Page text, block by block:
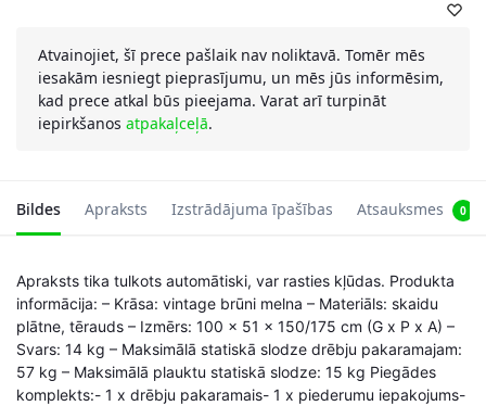
Atvainojiet, šī prece pašlaik nav noliktavā. Tomēr mēs
iesakām iesniegt pieprasījumu, un mēs jūs informēsim,
kad prece atkal būs pieejama. Varat arī turpināt
iepirkšanos atpakaļceļā.
Bildes Apraksts Izstrādājuma īpašības Atsauksmes 0
Apraksts tika tulkots automātiski, var rasties kļūdas. Produkta
informācija: – Krāsa: vintage brūni melna – Materiāls: skaidu
plātne, tērauds – Izmērs: 100 x 51 x 150/175 cm (G x P x A) –
Svars: 14 kg – Maksimālā statiskā slodze drēbju pakaramajam:
57 kg – Maksimālā plauktu statiskā slodze: 15 kg Piegādes
komplekts:- 1 x drēbju pakaramais- 1 x piederumu iepakojums-